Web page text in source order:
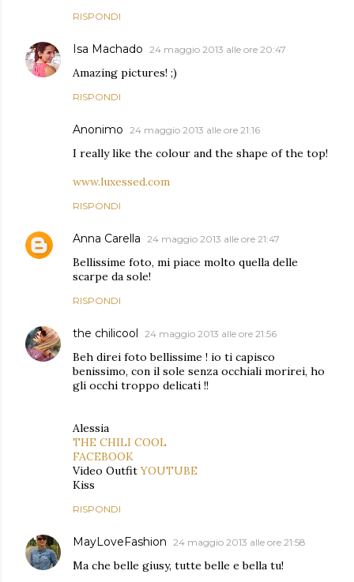
RISPONDI
Isa Machado 24 maggio 2013 alle ore 20:47
Amazing pictures! ;)
RISPONDI
Anonimo 24 maggio 2013 alle ore 21:16
I really like the colour and the shape of the top!
www.luxessed.com
RISPONDI
Anna Carella 24 maggio 2013 alle ore 21:47
Bellissime foto, mi piace molto quella delle
scarpe da sole!
RISPONDI
the chilicool 24 maggio 2013 alle ore 21:56
Beh direi foto bellissime ! io ti capisco
benissimo, con il sole senza occhiali morirei, ho
gli occhi troppo delicati !!
Alessia
THE CHILI COOL
FACEBOOK
Video OutfitYOUTUBE
Kiss
RISPONDI
MayLoveFashion 24 maggio 2013 alle ore 21:58
Ma che belle giusy, tutte belle e bella tu!